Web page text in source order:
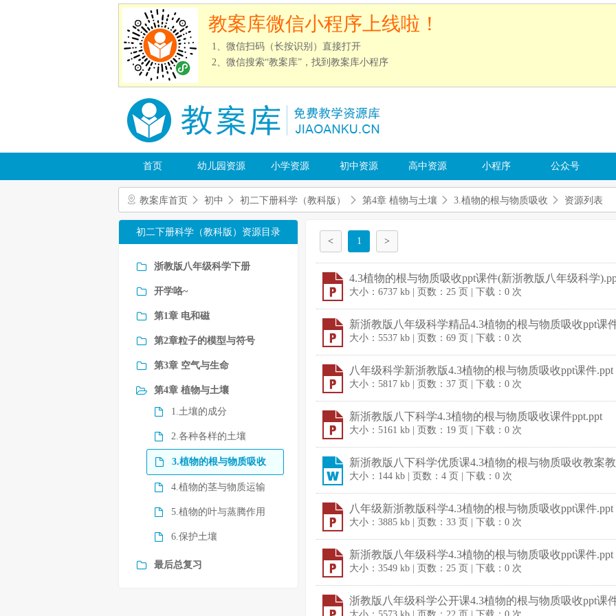
教案库微信小程序上线啦！
1、微信扫码（长按识别）直接打开
2、微信搜索“教案库”，找到教案库小程序
首页 幼儿园资源 小学资源 初中资源 高中资源 小程序 公众号
教案库首页 初中 初二下册科学（教科版） 第4章 植物与土壤 3.植物的根与物质吸收 资源列表
初二下册科学（教科版）资源目录
浙教版八年级科学下册
开学咯~
第1章 电和磁
第2章粒子的模型与符号
第3章 空气与生命
第4章 植物与土壤
1.土壤的成分
2.各种各样的土壤
3.植物的根与物质吸收
4.植物的茎与物质运输
5.植物的叶与蒸腾作用
6.保护土壤
最后总复习
< 1 >
4.3植物的根与物质吸收ppt课件(新浙教版八年级科学
大小：6737 kb | 页数：25 页 | 下载：0 次
新浙教版八年级科学精品4.3植物的根与物质吸收ppt课
大小：5537 kb | 页数：69 页 | 下载：0 次
八年级科学新浙教版4.3植物的根与物质吸收ppt课件.ppt
大小：5817 kb | 页数：37 页 | 下载：0 次
新浙教版八下科学4.3植物的根与物质吸收课件ppt.ppt
大小：5161 kb | 页数：19 页 | 下载：0 次
新浙教版八下科学优质课4.3植物的根与物质吸收教案
大小：144 kb | 页数：4 页 | 下载：0 次
八年级新浙教版科学4.3植物的根与物质吸收ppt课件.ppt
大小：3885 kb | 页数：33 页 | 下载：0 次
新浙教版八年级科学4.3植物的根与物质吸收ppt课件.ppt
大小：3549 kb | 页数：25 页 | 下载：0 次
浙教版八年级科学公开课4.3植物的根与物质吸收ppt课